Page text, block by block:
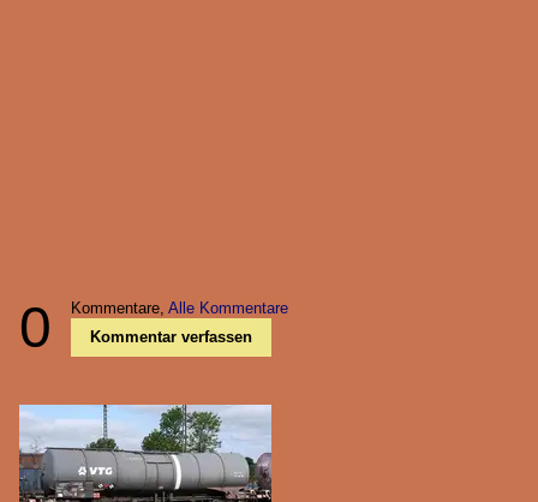
0 Kommentare, Alle Kommentare
Kommentar verfassen